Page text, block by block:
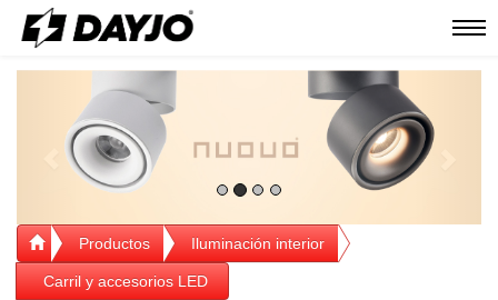
Previous
Productos Iluminación interior
Carril y accesorios LED